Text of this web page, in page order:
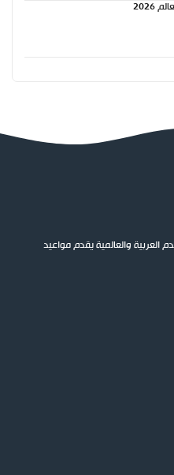
موعد مباراة فرنسا والسنغال في كأس العالم 2026
والعالمية يقدم مواعيد